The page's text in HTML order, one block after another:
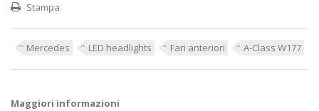
Stampa
Mercedes LED headlights Fari anteriori A-Class W177
Maggiori informazioni